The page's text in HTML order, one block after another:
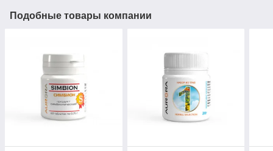
Подобные товары компании